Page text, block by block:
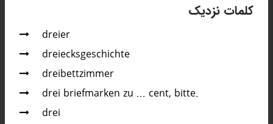
کلمات نزدیک
dreier
dreiecksgeschichte
dreibettzimmer
drei briefmarken zu ... cent, bitte.
drei